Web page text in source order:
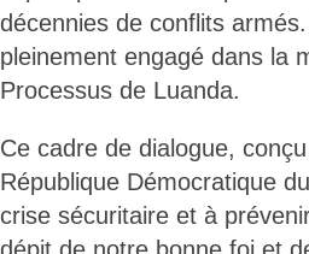
décennies de conflits
pleinement engagé dans la
Processus de Luanda.
Ce cadre de dialogue,
République Démocratique
crise sécuritaire et à